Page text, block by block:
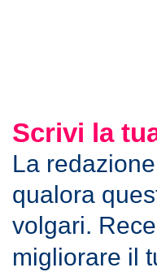
Scrivi la
La
qualora
volgari.
migliorare il